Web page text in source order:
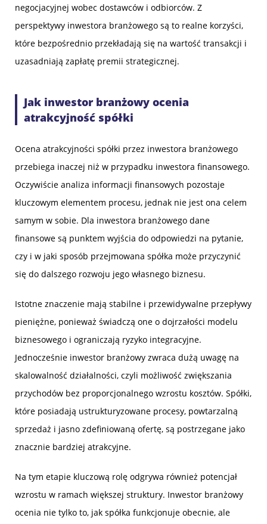
negocjacyjnej wobec dostawców i odbiorców. Z
perspektywy inwestora branżowego są to realne korzyści,
które bezpośrednio przekładają się na wartość transakcji i
uzasadniają zapłatę premii strategicznej.
Jak inwestor branżowy ocenia
atrakcyjność spółki
Ocena atrakcyjności spółki przez inwestora branżowego
przebiega inaczej niż w przypadku inwestora finansowego.
Oczywiście analiza informacji finansowych pozostaje
kluczowym elementem procesu, jednak nie jest ona celem
samym w sobie. Dla inwestora branżowego dane
finansowe są punktem wyjścia do odpowiedzi na pytanie,
czy i w jaki sposób przejmowana spółka może przyczynić
się do dalszego rozwoju jego własnego biznesu.
Istotne znaczenie mają stabilne i przewidywalne przepływy
pieniężne, ponieważ świadczą one o dojrzałości modelu
biznesowego i ograniczają ryzyko integracyjne.
Jednocześnie inwestor branżowy zwraca dużą uwagę na
skalowalność działalności, czyli możliwość zwiększania
przychodów bez proporcjonalnego wzrostu kosztów. Spółki,
które posiadają ustrukturyzowane procesy, powtarzalną
sprzedaż i jasno zdefiniowaną ofertę, są postrzegane jako
znacznie bardziej atrakcyjne.
Na tym etapie kluczową rolę odgrywa również potencjał
wzrostu w ramach większej struktury. Inwestor branżowy
ocenia nie tylko to, jak spółka funkcjonuje obecnie, ale